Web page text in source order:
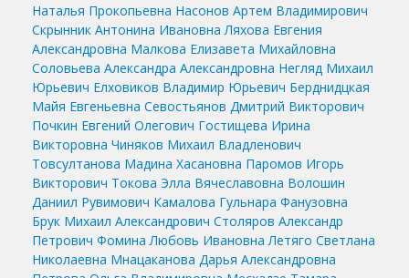
Наталья Прокопьевна Насонов Артем Владимирович
Скрынник Антонина Ивановна Ляхова Евгения
Александровна Малкова Елизавета Михайловна
Соловьева Александра Александровна Негляд Михаил
Юрьевич Елховиков Владимир Юрьевич Берднидцкая
Майя Евгеньевна Севостьянов Дмитрий Викторович
Почкин Евгений Олегович Гостищева Ирина
Викторовна Чиняков Михаил Владленович
Товсултанова Мадина Хасановна Паромов Игорь
Викторович Токова Элла Вячеславовна Волошин
Даниил Рувимович Камалова Гульнара Фанузовна
Брук Михаил Александрович Столяров Александр
Петрович Фомина Любовь Ивановна Летяго Светлана
Николаевна Мнацаканова Дарья Александровна